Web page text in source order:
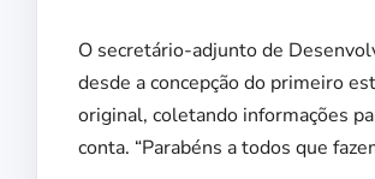
O secretário-adjunto de
desde a concepção do primeiro
original, coletando informações
conta. “Parabéns a todos que